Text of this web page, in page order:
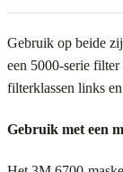
Gebruik op beide
een 5000-serie
filterklassen links
Gebruik met een